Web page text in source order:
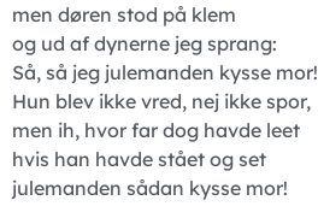
men døren stod på klem
og ud af dynerne jeg sprang:
Så, så jeg julemanden kysse mor!
Hun blev ikke vred, nej ikke spor,
men ih, hvor far dog havde leet
hvis han havde stået og set
julemanden sådan kysse mor!